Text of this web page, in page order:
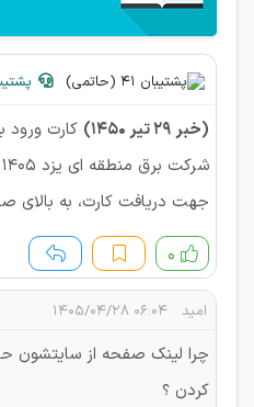
پشتیبان 41
(خبر 29 تیر 1450)
کارت ورود
شرکت برق منطقه ای یزد 1405
جهت دریافت کارت، به بالای
۰
امید ۰۶:۰۴ ۱۴۰۵/۰۴/۲۸
چرا لینک صفحه از سایتشون
کردن ؟